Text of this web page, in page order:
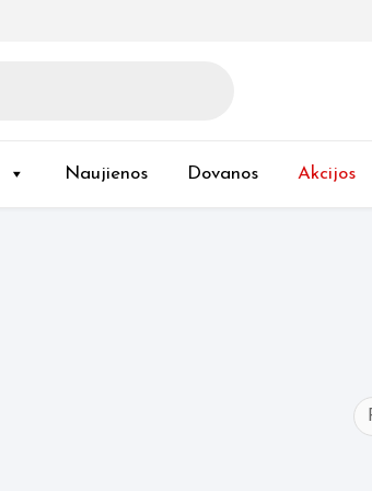
Naujienos Dovanos Akcijos